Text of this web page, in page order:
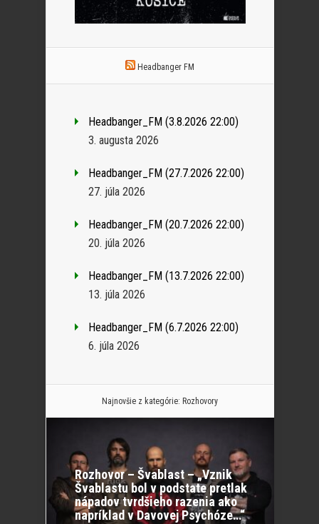
Headbanger FM
Headbanger_FM (3.8.2026 22:00)
3. augusta 2026
Headbanger_FM (27.7.2026 22:00)
27. júla 2026
Headbanger_FM (20.7.2026 22:00)
20. júla 2026
Headbanger_FM (13.7.2026 22:00)
13. júla 2026
Headbanger_FM (6.7.2026 22:00)
6. júla 2026
Najnovšie z kategórie: Rozhovory
Rozhovor – Švablast – „Vznik
Švablastu bol v podstate pretlak
nápadov tvrdšieho razenia ako
napríklad v Davovej Psychóze…“